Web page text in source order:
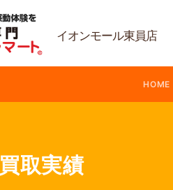
イオンモール東員店
HOME
買取実績